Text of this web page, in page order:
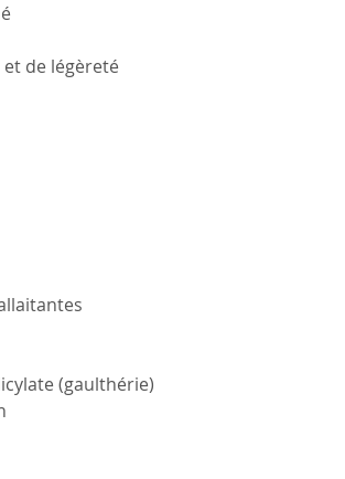
de légèreté
(gaulthérie)